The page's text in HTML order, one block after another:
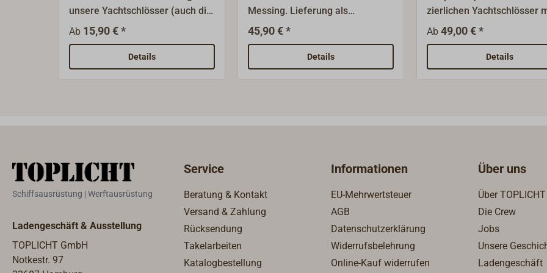
unsere Yachtschlösser (auch die
zierlichen). Lieferung mit
polierter oder verchromter
Ab 15,90 € *
Details
Messing. Lieferung als
Sicherheitsschloss mit kleinem
Rundzylinder und
Zylinderrosette.Komplett mit
Schließblech und zwei
45,90 € *
Details
zierlichen Yachtschlösser
einem 7 mm
für Einsteck- oder
Kastenschlösser, Messing
oder vernickelt.
Ab 49,00 € *
Details
Schiffsausrüstung | Werftausrüstung
Ladengeschäft & Ausstellung
TOPLICHT GmbH
Notkestr. 97
Service
Beratung & Kontakt
Versand & Zahlung
Rücksendung
Takelarbeiten
Katalogbestellung
Informationen
EU-Mehrwertsteuer
AGB
Datenschutzerklärung
Widerrufsbelehrung
Online-Kauf widerrufen
Über uns
Über TOPLICHT
Die Crew
Jobs
Unsere
Ladengeschäft